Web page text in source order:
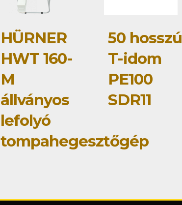
HÜRNER
HWT 160-
M
állványos
lefolyó
tompahegesztőgép
50 hosszú
T-idom
PE100
SDR11